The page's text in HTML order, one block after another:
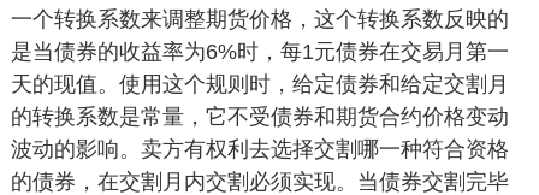
一个转换系数来调整期货价格，这个转换系数反映的
是当债券的收益率为6%时，每1元债券在交易月第一
天的现值。使用这个规则时，给定债券和给定交割月
的转换系数是常量，它不受债券和期货合约价格变动
波动的影响。卖方有权利去选择交割哪一种符合资格
的债券，在交割月内交割必须实现。当债券交割完毕